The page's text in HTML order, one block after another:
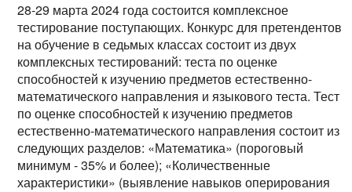
28-29 марта 2024 года состоится комплексное
тестирование поступающих. Конкурс для претендентов
на обучение в седьмых классах состоит из двух
комплексных тестирований: теста по оценке
способностей к изучению предметов естественно-
математического направления и языкового теста. Тест
по оценке способностей к изучению предметов
естественно-математического направления состоит из
следующих разделов: «Математика» (пороговый
минимум - 35% и более); «Количественные
характеристики» (выявление навыков оперирования